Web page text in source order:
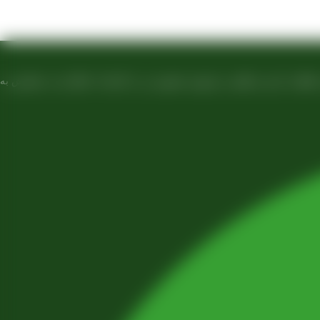
، شروع به فعالیت کرده و علاوه بر فروش حضوری درب کارخانه، امکان ثبت سفارش به